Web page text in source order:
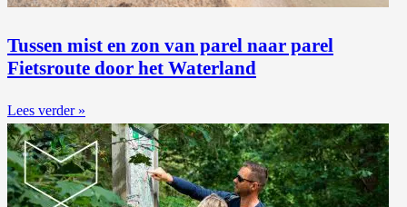
Tussen mist en zon van parel naar parel
Fietsroute door het Waterland
Lees verder »